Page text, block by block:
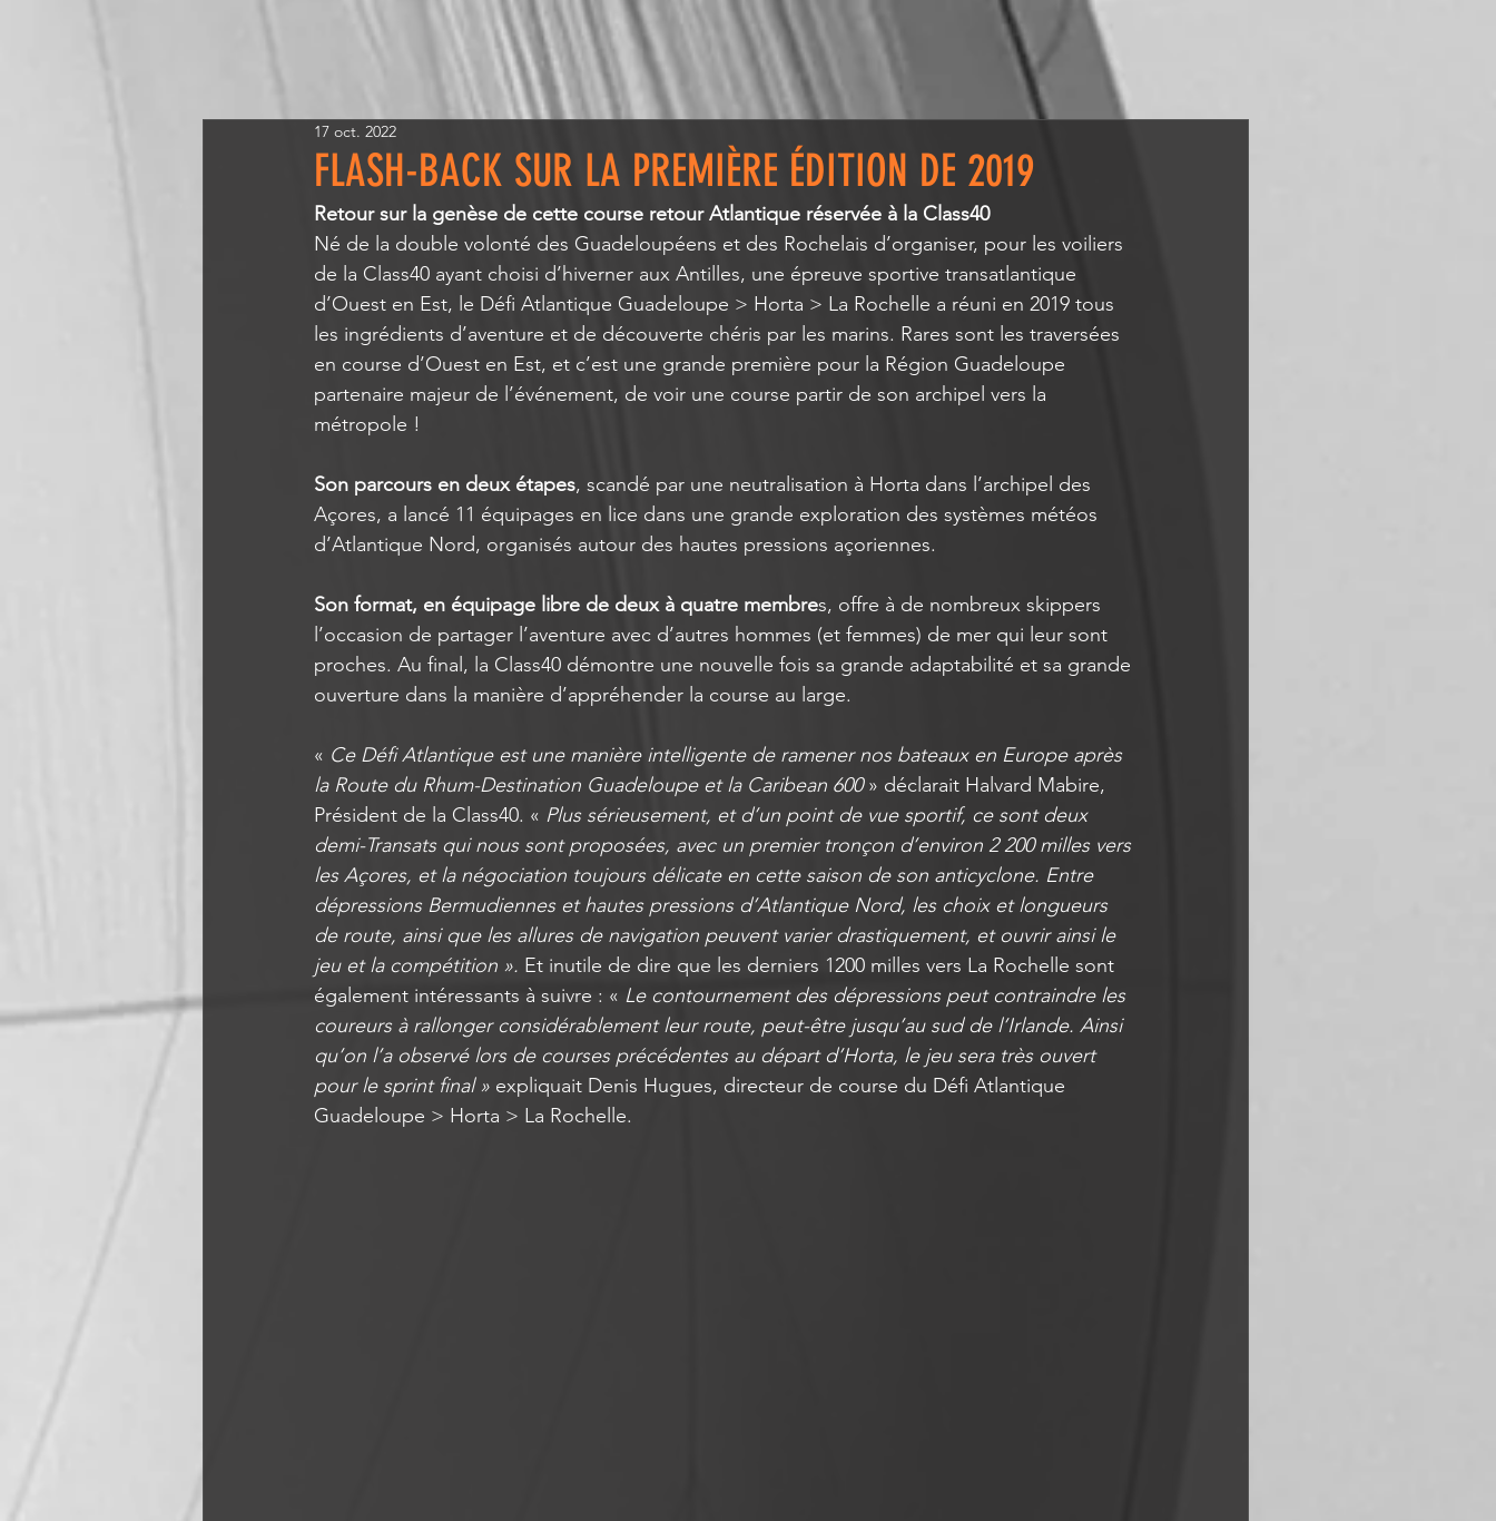
FLASH-BACK SUR LA PREMIÈRE ÉDITION DE 2019
17 oct. 2022
Retour sur la genèse de cette course retour Atlantique réservée à la Class40
Né de la double volonté des Guadeloupéens et des Rochelais d’organiser, pour les voiliers
de la Class40 ayant choisi d’hiverner aux Antilles, une épreuve sportive transatlantique
d’Ouest en Est, le Défi Atlantique Guadeloupe > Horta > La Rochelle a réuni en 2019 tous
les ingrédients d’aventure et de découverte chéris par les marins. Rares sont les traversées
en course d’Ouest en Est, et c’est une grande première pour la Région Guadeloupe
partenaire majeur de l’événement, de voir une course partir de son archipel vers la
métropole !
Son parcours en deux étapes, scandé par une neutralisation à Horta dans l’archipel des
Açores, a lancé 11 équipages en lice dans une grande exploration des systèmes météos
d’Atlantique Nord, organisés autour des hautes pressions açoriennes.
Son format, en équipage libre de deux à quatre membres, offre à de nombreux skippers
l’occasion de partager l’aventure avec d’autres hommes (et femmes) de mer qui leur sont
proches. Au final, la Class40 démontre une nouvelle fois sa grande adaptabilité et sa grande
ouverture dans la manière d’appréhender la course au large.
« Ce Défi Atlantique est une manière intelligente de ramener nos bateaux en Europe après
la Route du Rhum-Destination Guadeloupe et la Caribean 600 » déclarait Halvard Mabire,
Président de la Class40. « Plus sérieusement, et d’un point de vue sportif, ce sont deux
demi-Transats qui nous sont proposées, avec un premier tronçon d’environ 2 200 milles vers
les Açores, et la négociation toujours délicate en cette saison de son anticyclone. Entre
dépressions Bermudiennes et hautes pressions d’Atlantique Nord, les choix et longueurs
de route, ainsi que les allures de navigation peuvent varier drastiquement, et ouvrir ainsi le
jeu et la compétition ». Et inutile de dire que les derniers 1200 milles vers La Rochelle sont
également intéressants à suivre : « Le contournement des dépressions peut contraindre les
coureurs à rallonger considérablement leur route, peut-être jusqu’au sud de l’Irlande. Ainsi
qu’on l’a observé lors de courses précédentes au départ d’Horta, le jeu sera très ouvert
pour le sprint final » expliquait Denis Hugues, directeur de course du Défi Atlantique
Guadeloupe > Horta > La Rochelle.